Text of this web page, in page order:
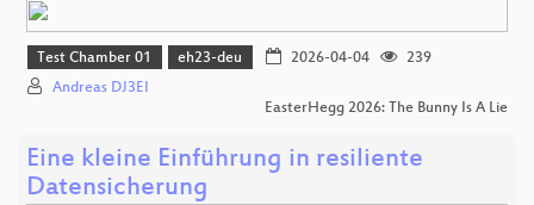
Test Chamber 01 eh23-deu 2026-04-04
239
Andreas DJ3EI
EasterHegg 2026: The Bunny Is A Lie
Eine kleine Einführung in resiliente
Datensicherung